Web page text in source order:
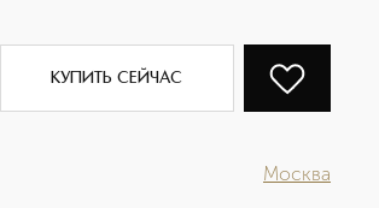
КУПИТЬ СЕЙЧАС
Москва